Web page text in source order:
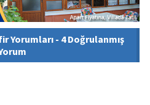
Yorumları - 4 Doğrulanmış